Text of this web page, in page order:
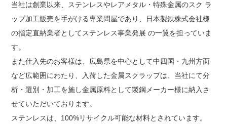
当社は創業以来、ステンレスやレアメタル・特殊金属のスク ラ
ップ加工販売を手がける専業問屋であり、日本製鉄株式会社様
の指定直納業者としてステンレス事業発展 の一翼を担っていま
す。
また仕入先のお客様は、広島県を中心として中四国・九州方面
など広範囲にわたり、入荷した金属スクラップは、当社にて分
析・選別・加工を施し金属原料として製鋼メーカー様に納入さ
せていただいております。
ステンレスは、100%リサイクル可能な材料とされています。